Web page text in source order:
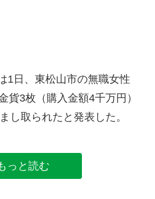
1日、東松山市の無職女性
貨3枚（購入金額4千万円）
し取られたと発表した。
っと読む